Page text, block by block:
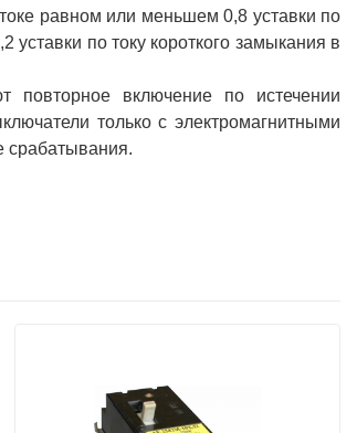
равном или меньшем 0,8 уставки по
по току короткого замыкания в
повторное включение по истечении
только с электромагнитными
срабатывания.